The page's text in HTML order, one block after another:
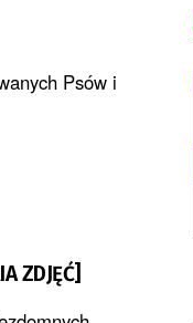
Psów i
ZDJĘĆ]